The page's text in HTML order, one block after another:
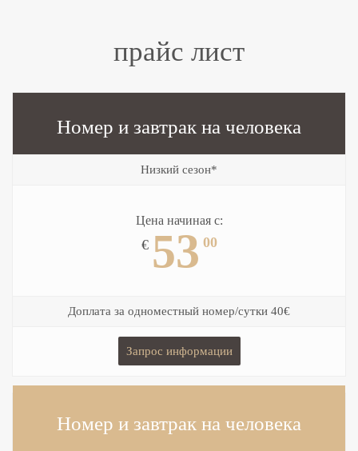
прайс лист
Номер и завтрак на человека
Низкий сезон*
Цена начиная с:
€ 53 00
Доплата за одноместный номер/сутки 40€
Запрос информации
Номер и завтрак на человека